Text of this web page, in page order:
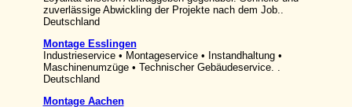
zuverlässige Abwickling der Projekte nach dem Job..
Deutschland
Montage Esslingen
Industrieservice • Montageservice • Instandhaltung •
Maschinenumzüge • Technischer Gebäudeservice. .
Deutschland
Montage Aachen